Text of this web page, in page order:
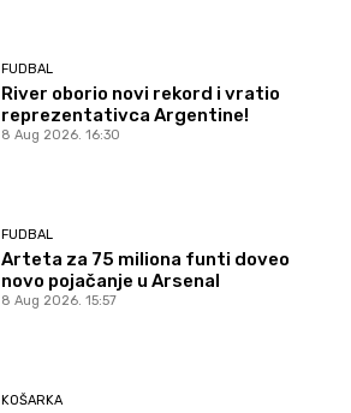
FUDBAL
River oborio novi rekord i vratio
reprezentativca Argentine!
8 Aug 2026. 16:30
FUDBAL
Arteta za 75 miliona funti doveo
novo pojačanje u Arsenal
8 Aug 2026. 15:57
KOŠARKA